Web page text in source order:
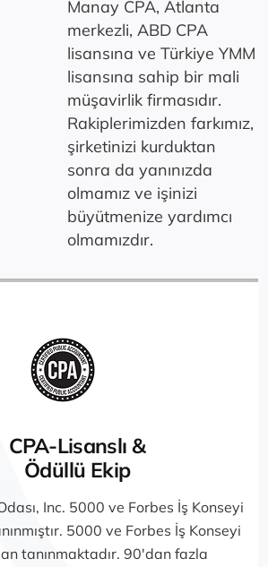
Manay CPA, Atlanta
merkezli, ABD CPA
lisansına ve Türkiye YMM
lisansına sahip bir mali
müşavirlik firmasıdır.
Rakiplerimizden farkımız,
şirketinizi kurduktan
sonra da yanınızda
olmamız ve işinizi
büyütmenize yardımcı
olmamızdır.
CPA-Lisanslı &
Ödüllü Ekip
Inc. 5000 ve Forbes İş Konseyi
5000 ve Forbes İş Konseyi
tanınmaktadır. 90'dan fazla